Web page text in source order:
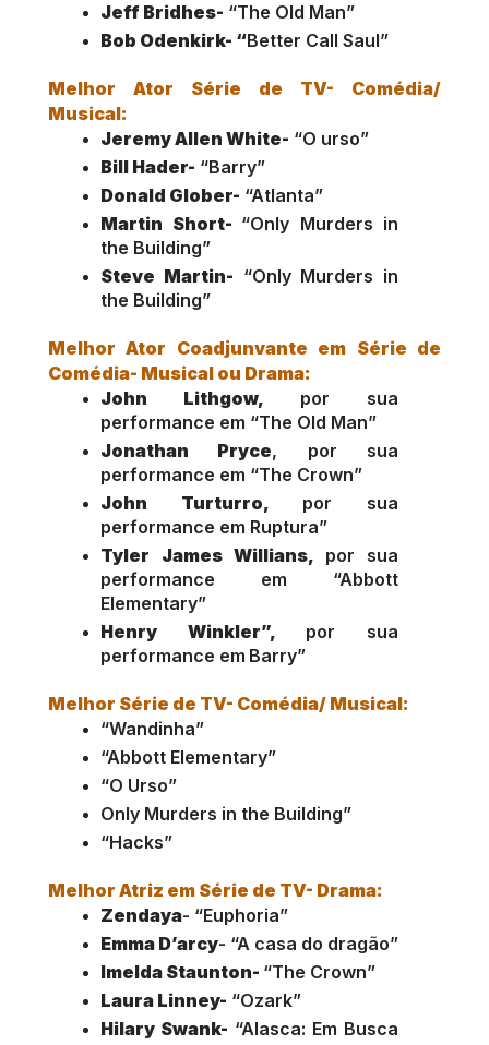
Jeff Bridhes- “The Old Man”
Bob Odenkirk- “Better Call Saul”
Melhor Ator Série de TV- Comédia/
Musical:
Jeremy Allen White- “O urso”
Bill Hader- “Barry”
Donald Glober- “Atlanta”
Martin Short- “Only Murders in
the Building”
Steve Martin- “Only Murders in
the Building”
Melhor Ator Coadjunvante em Série de
Comédia- Musical ou Drama:
John Lithgow, por sua
performance em “The Old Man”
Jonathan Pryce, por sua
performance em “The Crown”
John Turturro, por sua
performance em Ruptura”
Tyler James Willians, por sua
performance em “Abbott
Elementary”
Henry Winkler”, por sua
performance em Barry”
Melhor Série de TV- Comédia/ Musical:
“Wandinha”
“Abbott Elementary”
“O Urso”
Only Murders in the Building”
“Hacks”
Melhor Atriz em Série de TV- Drama:
Zendaya- “Euphoria”
Emma D’arcy- “A casa do dragão”
Imelda Staunton- “The Crown”
Laura Linney- “Ozark”
Hilary Swank- “Alasca: Em Busca